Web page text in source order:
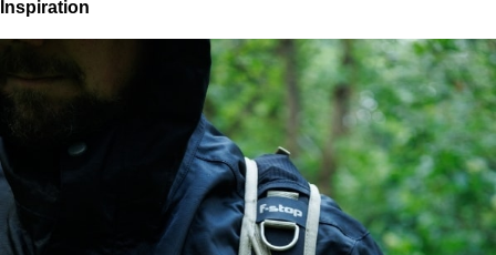
Inspiration